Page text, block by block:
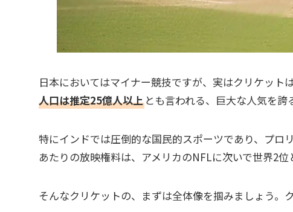
日本においてはマイナー競技ですが、実はクリケット
人口は推定25億人以上 とも言われる、巨大な人気を誇
特にインドでは圧倒的な国民的スポーツであり、プロ
あたりの放映権料は、アメリカのNFLに次いで世界2位
そんなクリケットの、まずは全体像を掴みましょう。